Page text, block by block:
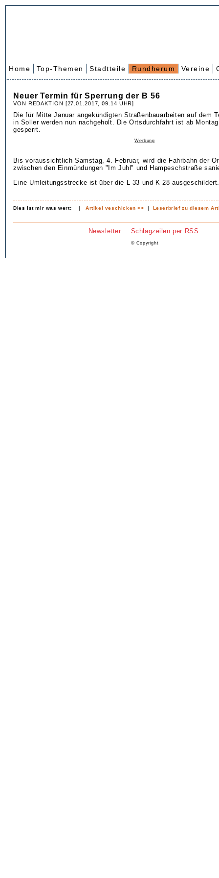
Home Top-Themen Stadtteile Rundherum Vereine
Neuer Termin für Sperrung der B 56
VON REDAKTION [27.01.2017, 09.14 UHR]
Die für Mitte Januar angekündigten Straßenbauarbeiten auf dem
in Soller werden nun nachgeholt. Die Ortsdurchfahrt ist ab
gesperrt.
Werbung
Bis voraussichtlich Samstag, 4. Februar, wird die Fahrbahn der
zwischen den Einmündungen "Im Juhl" und Hampeschstraße
Eine Umleitungsstrecke ist über die L 33 und K 28 ausgeschildert.
Dies ist mir was wert: |Artikel veschicken >> | Leserbrief zu diesem
Newsletter Schlagzeilen per RSS
© Copyright